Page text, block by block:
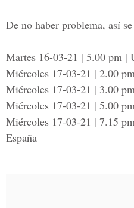
De no haber problema, así
Martes 16-03-21 | 5.00 pm
Miércoles 17-03-21 | 2.00
Miércoles 17-03-21 | 3.00
Miércoles 17-03-21 | 5.00
Miércoles 17-03-21 | 7.15
España